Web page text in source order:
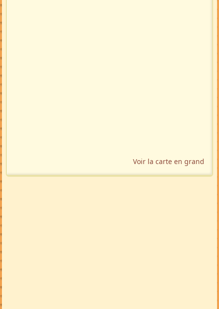
Voir la carte en grand